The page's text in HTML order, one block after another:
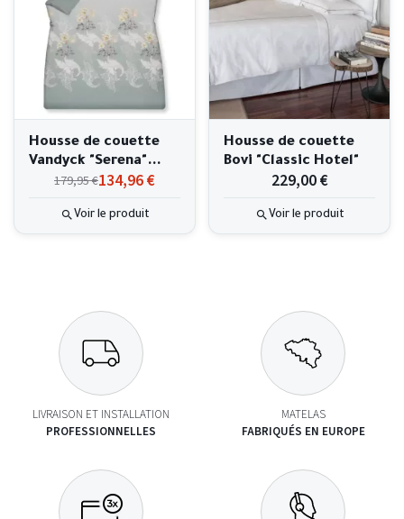
Housse de couette
Vandyck "Serena"
240x220cm134,96 €
179,95 €
Voir le produit
Housse de couette
Bovi "Classic Hotel"
229,00 €
Voir le produit
LIVRAISON ET INSTALLATION
PROFESSIONNELLES
MATELAS
FABRIQUÉS EN EUROPE